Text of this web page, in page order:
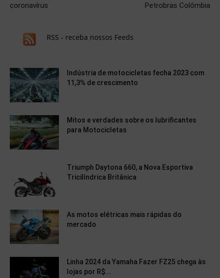
coronavírus
Petrobras Colômbia
RSS - receba nossos Feeds
Indústria de motocicletas fecha 2023 com
11,3% de crescimento
Mitos e verdades sobre os lubrificantes
para Motocicletas
Triumph Daytona 660, a Nova Esportiva
Tricilíndrica Britânica
As motos elétricas mais rápidas do
mercado
Linha 2024 da Yamaha Fazer FZ25 chega às
lojas por R$...